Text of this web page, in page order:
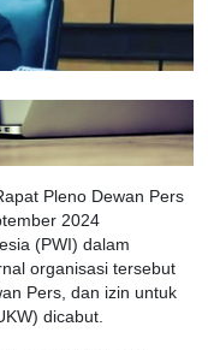
Pleno Dewan Pers
2024
(PWI) dalam
organisasi tersebut
Pers, dan izin untuk
dicabut.